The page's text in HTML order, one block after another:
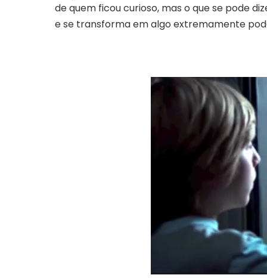
de quem ficou curioso, mas o que se pode
e se transforma em algo extremamente